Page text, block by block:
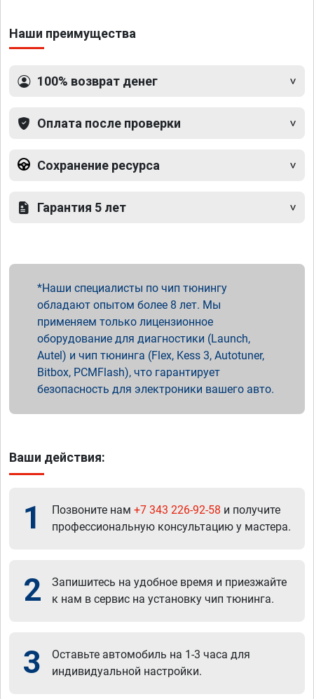
Наши преимущества
100% возврат денег
Оплата после проверки
Сохранение ресурса
Гарантия 5 лет
Наши специалисты по чип тюнингу
обладают опытом более 8 лет. Мы
применяем только лицензионное
оборудование для диагностики (Launch,
Autel) и чип тюнинга (Flex, Kess 3, Autotuner,
Bitbox, PCMFlash), что гарантирует
безопасность для электроники вашего авто.
Ваши действия:
1 Позвоните нам +7 343 226-92-58 и получите
профессиональную консультацию у мастера.
2
Запишитесь на удобное время и приезжайте
к нам в сервис на установку чип тюнинга.
3
Оставьте автомобиль на 1-3 часа для
индивидуальной настройки.